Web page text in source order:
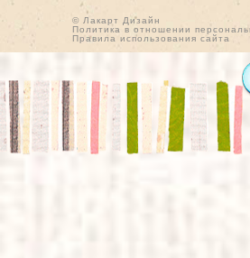
© Лакарт Дизайн
Политика в отношении
Правила использования сайта